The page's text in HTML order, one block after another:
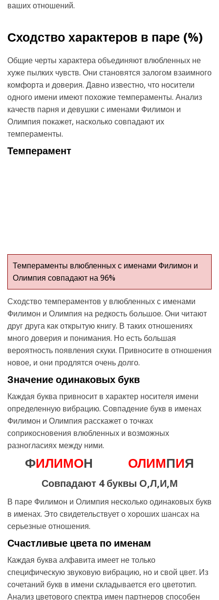
ваших отношений.
Сходство характеров в паре (%)
Общие черты характера объединяют влюбленных не
хуже пылких чувств. Они становятся залогом взаимного
комфорта и доверия. Давно известно, что носители
одного имени имеют похожие темпераменты. Анализ
качеств парня и девушки с именами Филимон и
Олимпия покажет, насколько совпадают их
темпераменты.
Темперамент
Темпераменты влюбленных с именами Филимон и
Олимпия совпадают на 96%
Сходство темпераментов у влюбленных с именами
Филимон и Олимпия на редкость большое. Они читают
друг друга как открытую книгу. В таких отношениях
много доверия и понимания. Но есть большая
вероятность появления скуки. Привносите в отношения
новое, и они продлятся очень долго.
Значение одинаковых букв
Каждая буква привносит в характер носителя имени
определенную вибрацию. Совпадение букв в именах
Филимон и Олимпия расскажет о точках
соприкосновения влюбленных и возможных
разногласиях между ними.
ФИЛИМОН ОЛИМПИЯ
Совпадают 4 буквы О,Л,И,М
В паре Филимон и Олимпия несколько одинаковых букв
в именах. Это свидетельствует о хороших шансах на
серьезные отношения.
Счастливые цвета по именам
Каждая буква алфавита имеет не только
специфическую звуковую вибрацию, но и свой цвет. Из
сочетаний букв в имени складывается его цветотип.
Анализ цветового спектра имен партнеров способен